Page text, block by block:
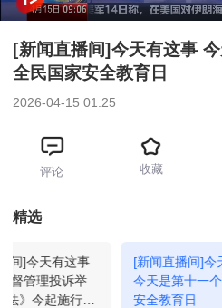
[新闻直播间]今天有这事
全民国家安全教育日
2026-04-15 01:25
评论 收藏
精选
间]今天有这事
督管理投诉举
法》今起施行
[新闻直播间]今
今天是第十一
安全教育日
07:00
08:00 新闻直播间